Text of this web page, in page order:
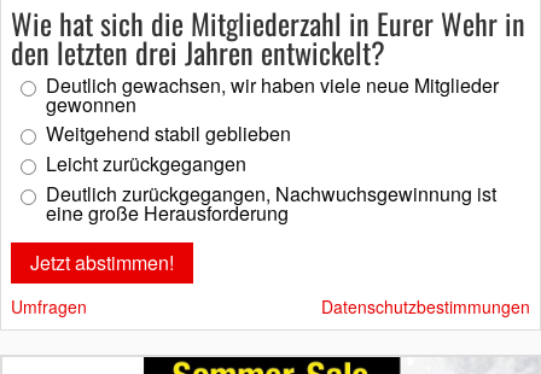
Wie hat sich die Mitgliederzahl in Eurer Wehr in
den letzten drei Jahren entwickelt?
Deutlich gewachsen, wir haben viele neue Mitglieder
gewonnen
Weitgehend stabil geblieben
Leicht zurückgegangen
Deutlich zurückgegangen, Nachwuchsgewinnung ist
eine große Herausforderung
Umfragen Datenschutzbestimmungen